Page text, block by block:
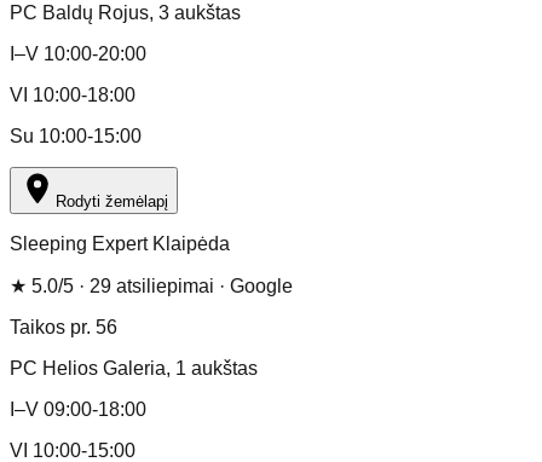
PC Baldų Rojus, 3 aukštas
I–V 10:00-20:00
VI 10:00-18:00
Su 10:00-15:00
Rodyti žemėlapį
Sleeping Expert Klaipėda
★ 5.0/5 · 29 atsiliepimai · Google
Taikos pr. 56
PC Helios Galeria, 1 aukštas
I–V 09:00-18:00
VI 10:00-15:00